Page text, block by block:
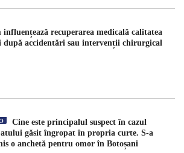
influențează recuperarea medicală calitatea
după accidentări sau intervenții chirurgical
Cine este principalul suspect în cazul
găsit îngropat în propria curte. S-a
o anchetă pentru omor în Botoșani